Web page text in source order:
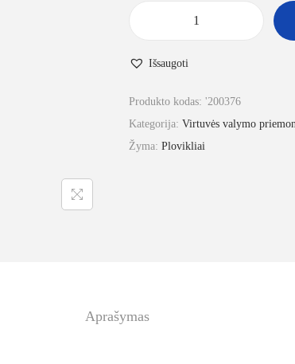
Išsaugoti
Produkto kodas: '200376
Kategorija: Virtuvės valymo
Žyma: Plovikliai
Aprašymas